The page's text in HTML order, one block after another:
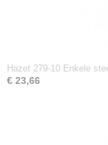
Hazet 279-10 Enkele
€ 23,66